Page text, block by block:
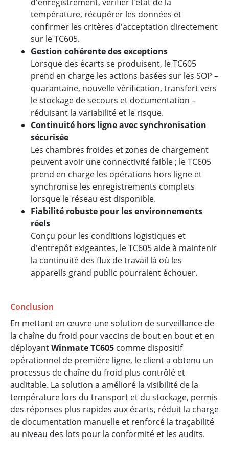
température, récupérer les données et
confirmer les critères d'acceptation directement
sur le TC605.
Gestion cohérente des exceptions
Lorsque des écarts se produisent, le TC605
prend en charge les actions basées sur les SOP –
quarantaine, nouvelle vérification, transfert vers
le stockage de secours et documentation –
réduisant la variabilité et le risque.
Continuité hors ligne avec synchronisation
sécurisée
Les chambres froides et zones de chargement
peuvent avoir une connectivité faible ; le TC605
prend en charge les opérations hors ligne et
synchronise les enregistrements complets
lorsque le réseau est disponible.
Fiabilité robuste pour les environnements
réels
Conçu pour les conditions logistiques et
d'entrepôt exigeantes, le TC605 aide à maintenir
la continuité des flux de travail là où les
appareils grand public pourraient échouer.
Conclusion
En mettant en œuvre une solution de surveillance de
la chaîne du froid pour vaccins de bout en bout et en
déployantWinmate TC605 comme dispositif
opérationnel de première ligne, le client a obtenu un
processus de chaîne du froid plus contrôlé et
auditable. La solution a amélioré la visibilité de la
température lors du transport et du stockage, permis
des réponses plus rapides aux écarts, réduit la charge
de documentation manuelle et renforcé la traçabilité
au niveau des lots pour la conformité et les audits.